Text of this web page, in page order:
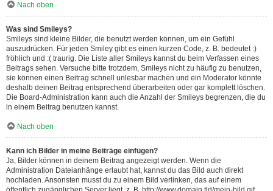
Nach oben
Was sind Smileys?
Smileys sind kleine Bilder, die benutzt werden können, um ein Gefühl
auszudrücken. Für jeden Smiley gibt es einen kurzen Code, z. B. bedeutet :)
fröhlich und :( traurig. Die Liste aller Smileys kannst du beim Verfassen eines
Beitrags sehen. Versuche bitte trotzdem, Smileys nicht zu häufig zu benutzen,
sie können einen Beitrag schnell unlesbar machen und ein Moderator könnte
deshalb deinen Beitrag entsprechend überarbeiten oder gar komplett löschen.
Die Board-Administration kann auch die Anzahl der Smileys begrenzen, die du
in einem Beitrag benutzen kannst.
Nach oben
Kann ich Bilder in meine Beiträge einfügen?
Ja, Bilder können in deinem Beitrag angezeigt werden. Wenn die
Administration Dateianhänge erlaubt hat, kannst du das Bild auch direkt
hochladen. Ansonsten musst du zu einem Bild verlinken, das auf einem